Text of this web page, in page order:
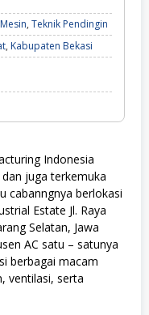
, Teknik Pendingin
, Kabupaten Bekasi
Indonesia
juga terkemuka
cabanngnya berlokasi
Estate Jl. Raya
Selatan, Jawa
AC satu – satunya
berbagai macam
ventilasi, serta